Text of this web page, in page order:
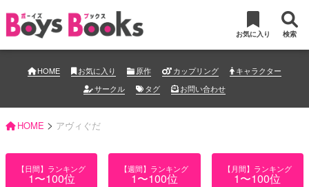
お気に入り 検索
HOME お気に入り 原作 カップリング
キャラクター
サークル
タグ お問い合わせ
HOME > アヴィぐだ
【日間】ランキング
1〜100位
【週間】ランキング
1〜100位
【月間】ランキング
1〜100位